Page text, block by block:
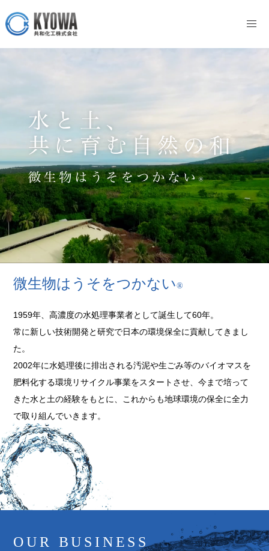
微生物はうそをつかない®
1959年、高濃度の水処理事業者として誕生して60年。
常に新しい技術開発と研究で日本の環境保全に貢献してきまし
た。
2002年に水処理後に排出される汚泥や生ごみ等のバイオマスを
肥料化する環境リサイクル事業をスタートさせ、今まで培って
きた水と土の経験をもとに、これからも地球環境の保全に全力
で取り組んでいきます。
OUR BUSINESS